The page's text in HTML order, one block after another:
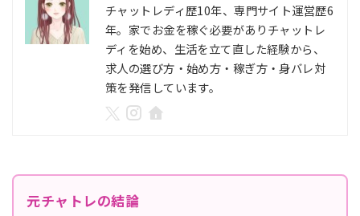
チャットレディ歴10年、専門サイト運営歴6
年。家でお金を稼ぐ必要がありチャットレ
ディを始め、生活を立て直した経験から、
求人の選び方・始め方・稼ぎ方・身バレ対
策を発信しています。
元チャトレの結論